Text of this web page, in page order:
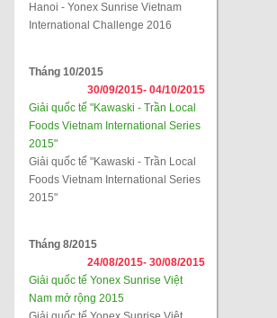
Hanoi - Yonex Sunrise Vietnam
International Challenge 2016
Tháng 10/2015
30/09/2015- 04/10/2015
Giải quốc tế "Kawaski - Trần Local
Foods Vietnam International Series
2015"
Giải quốc tế "Kawaski - Trần Local
Foods Vietnam International Series
2015"
Tháng 8/2015
24/08/2015- 30/08/2015
Giải quốc tế Yonex Sunrise Việt
Nam mở rộng 2015